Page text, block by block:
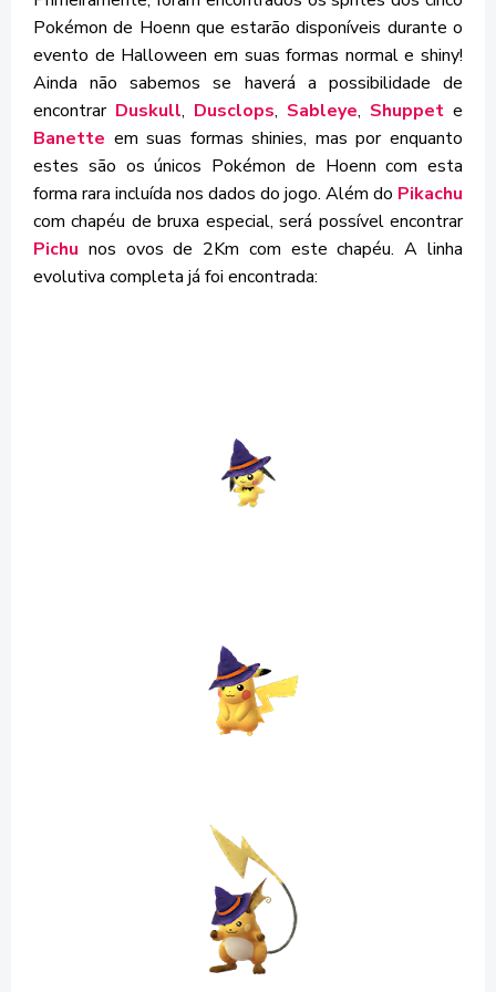
Pokémon de Hoenn que estarão disponíveis durante o
evento de Halloween em suas formas normal e shiny!
Ainda não sabemos se haverá a possibilidade de
encontrar Duskull, Dusclops, Sableye, Shuppet e
Banette em suas formas shinies, mas por enquanto
estes são os únicos Pokémon de Hoenn com esta
forma rara incluída nos dados do jogo. Além do Pikachu
com chapéu de bruxa especial, será possível encontrar
Pichu nos ovos de 2Km com este chapéu. A linha
evolutiva completa já foi encontrada: